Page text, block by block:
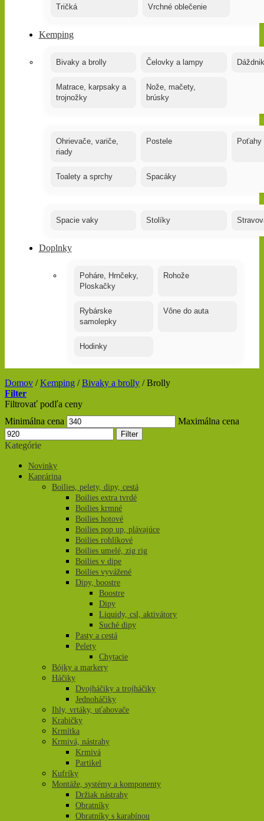
Tričká Vrchné oblečenie
Kemping
Bivaky a brolly Čelovky a lampy
Matrace, karpsaky a
trojnožky
Nože, mačety,
brúsky
Ohrievače, variče,
riady
Postele Poťahy
Toalety a sprchy Spacáky
Spacie vaky Stolíky
Doplnky
Poháre, Hrnčeky,
Ploskačky
Rohože
Rybárske
samolepky
Vône do auta
Hodinky
Domov / Kemping / Bivaky a brolly /Brolly
Filter
Filtrovať podľa ceny
Minimálna cena
Maximálna cena
Filter
Kategórie
Novinky
Kaprárina
Boilies, pelety, dipy, cestá
Boilies extra tvrdé
Boilies krmné
Boilies hotové
Boilies pop up, plávajúce
Boilies rohlíkové
Boilies umelé, zig rig
Boilies v dipe
Boilies vyvážené
Dipy, boostre
Boostre
Dipy
Liquidy, csl, aktivátory
Suché dipy
Pasty a cestá
Pelety
Chytacie
Bójky a markery
Háčiky
Dvojháčiky a trojháčiky
Jednoháčiky
Ihly, vrtáky, uťahovače
Krabičky
Krmítka
Krmivá, nástrahy
Krmivá
Partikel
Kufríky
Montáže, systémy a komponenty
Držiak nástrahy
Obratníky
Obratníky s karabínou